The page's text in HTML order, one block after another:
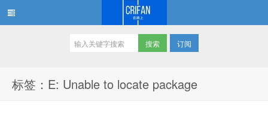
订阅
标签：E: Unable to locate package